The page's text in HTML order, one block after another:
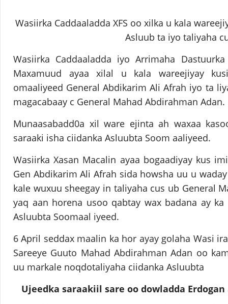
Wasiirka Caddaaladda XFS oo xilka u kala
Asluub ta iyo taliyaha
Wasiirka Caddaaladda iyo Arrimaha
Maxamuud ayaa xilal u kala wareejiyay
omaaliyeed General Abdikarim Ali Afrah iyo ta
magacabaay c General Mahad Abdirahman Adan.
Munaasabadd0a xil ware ejinta ah waxaa
saraaki isha ciidanka Asluubta Soom aaliyeed.
Wasiirka Xasan Macalin ayaa bogaadiyay kus
Gen Abdikarim Ali Afrah sida howsha uu u
kale wuxuu sheegay in taliyaha cus ub General
yaq aan horena usoo qabtay wax badana ay
Asluubta Soomaal iyeed.
6 April seddax maalin ka hor ayay golaha Wasi
Sareeye Guuto Mahad Abdirahman Adan oo
uu markale noqdotaliyaha ciidanka Asluubta
Ujeedka saraakiil sare oo dowladda